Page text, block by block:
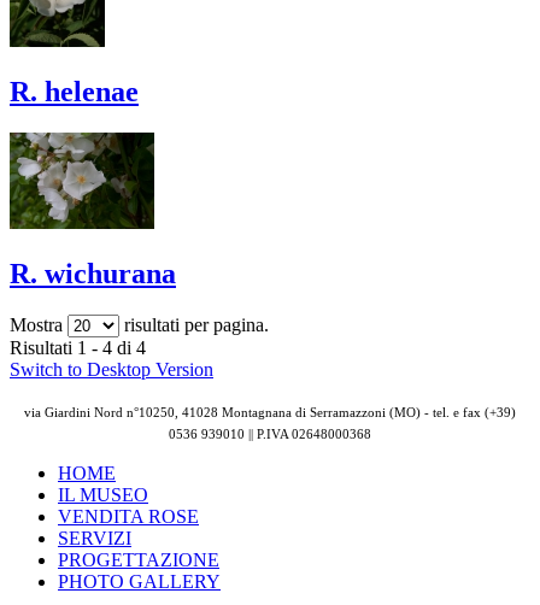
R. helenae
R. wichurana
Mostra
risultati per pagina.
Risultati 1 - 4 di 4
Switch to Desktop Version
via Giardini Nord n°10250, 41028 Montagnana di Serramazzoni (MO) - tel. e fax (+39)
0536 939010 || P.IVA 02648000368
HOME
IL MUSEO
VENDITA ROSE
SERVIZI
PROGETTAZIONE
PHOTO GALLERY